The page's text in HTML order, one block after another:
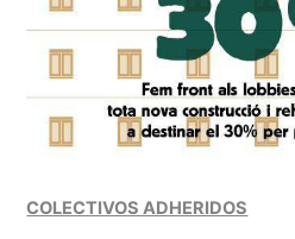
COLECTIVOS ADHERIDOS